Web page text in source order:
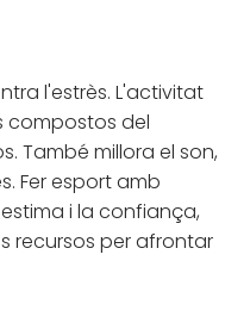
l'estrès. L'activitat
compostos del
També millora el son,
Fer esport amb
i la confiança,
recursos per afrontar